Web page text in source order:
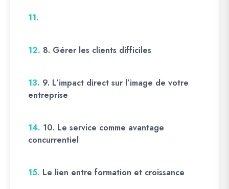
11.
12. 8. Gérer les clients difficiles
13. 9. L’impact direct sur l’image de votre
entreprise
14. 10. Le service comme avantage
concurrentiel
15. Le lien entre formation et croissance